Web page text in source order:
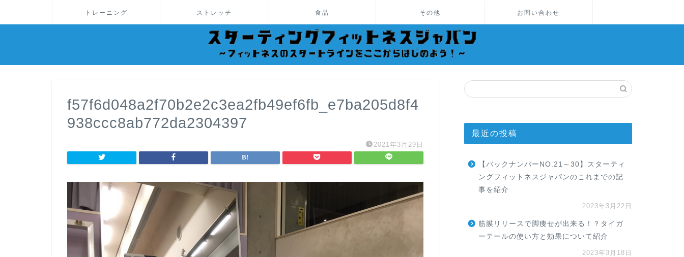
トレーニング ストレッチ 食品 その他 お問い合わせ
f57f6d048a2f70b2e2c3ea2fb49ef6fb_e7ba205d8f4
938ccc8ab772da2304397
2021年3月29日
最近の投稿
【バックナンバーNO.21～30】スターティ
ングフィットネスジャパンのこれまでの記
事を紹介
2023年3月22日
筋膜リリースで脚痩せが出来る！？タイガ
ーテールの使い方と効果について紹介
2023年3月18日